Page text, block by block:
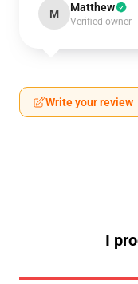
M Matthew
Verified owner
Write your review
I